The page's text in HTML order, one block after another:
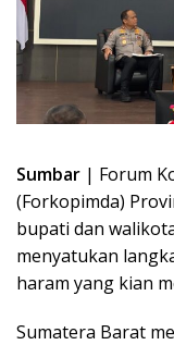
Sumbar | Forum
(Forkopimda)
bupati dan
menyatukan
haram yang kian
Sumatera Barat